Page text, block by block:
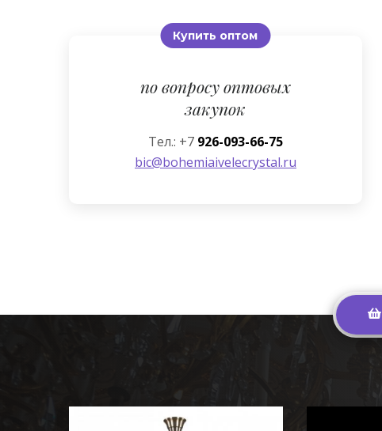
Купить оптом
по вопросу оптовых
закупок
Тел.: +7 926-093-66-75
bic@bohemiaivelecrystal.ru